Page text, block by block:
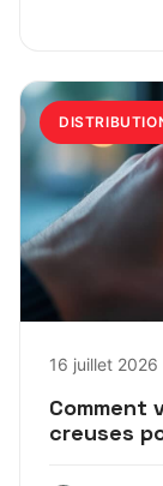
16 juillet 2026
Comment
creuses